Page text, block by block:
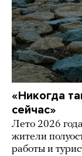
«Никогда
сейчас»
Лето 2026
жители
работы и